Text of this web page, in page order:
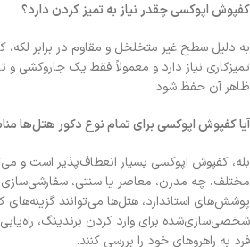
کفپوش اپوکسی چقدر نیاز به تمیز کردن دارد؟
به دلیل سطح غیر متخلخل و مقاوم در برابر
تمیزکاری نیاز دارد و معمولاً فقط یک جاروکشی
ظاهر آن حفظ شود.
آیا کفپوش اپوکسی برای تمام نوع دکور هتل‌ها
بله، کفپوش اپوکسی بسیار انعطاف‌پذیر است و
مختلف، چه مدرن، معاصر یا سنتی، سفارشی‌سازی
پوشش‌های استاندارد، هتل‌ها می‌توانند
شخصی‌سازی‌شده برای وارد کردن برندینگ، راه‌یابی
فرد به راهروهای خود را بررسی کنند.